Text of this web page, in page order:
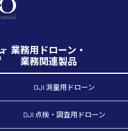
業務用ドローン・
業務関連製品
DJI 測量用ドローン
DJI 点検・調査用ドローン